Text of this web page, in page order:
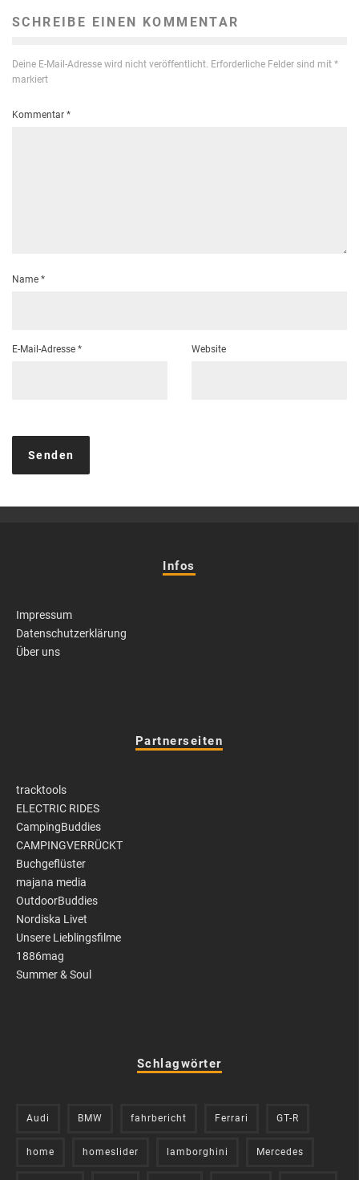
SCHREIBE EINEN KOMMENTAR
Deine E-Mail-Adresse wird nicht veröffentlicht. Erforderliche Felder sind mit *
markiert
Kommentar *
Name *
E-Mail-Adresse * Website
Infos
Impressum
Datenschutzerklärung
Über uns
Partnerseiten
tracktools
ELECTRIC RIDES
CampingBuddies
CAMPINGVERRÜCKT
Buchgeflüster
majana media
OutdoorBuddies
Nordiska Livet
Unsere Lieblingsfilme
1886mag
Summer & Soul
Schlagwörter
Audi BMW fahrbericht Ferrari GT-R
home homeslider lamborghini Mercedes